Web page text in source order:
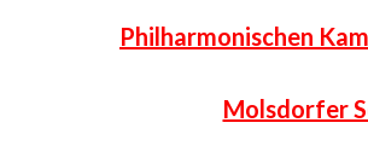
Philharmonischen
Molsdorfer